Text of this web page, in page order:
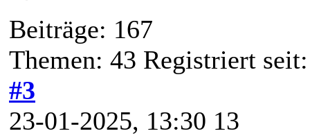
Beiträge: 167
Themen: 43 Registriert
#3
23-01-2025, 13:30 13